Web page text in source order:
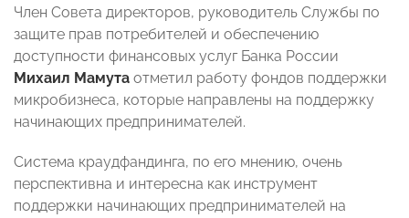
Член Совета директоров, руководитель Службы по
защите прав потребителей и обеспечению
доступности финансовых услуг Банка России
Михаил Мамута отметил работу фондов поддержки
микробизнеса, которые направлены на поддержку
начинающих предпринимателей.
Система краудфандинга, по его мнению, очень
перспективна и интересна как инструмент
поддержки начинающих предпринимателей на